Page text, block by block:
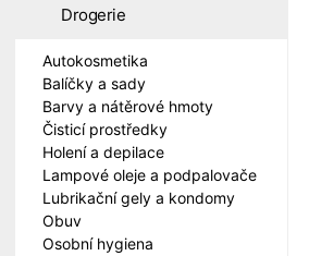
Drogerie
Autokosmetika
Balíčky a sady
Barvy a nátěrové hmoty
Čisticí prostředky
Holení a depilace
Lampové oleje a podpalovače
Lubrikační gely a kondomy
Obuv
Osobní hygiena